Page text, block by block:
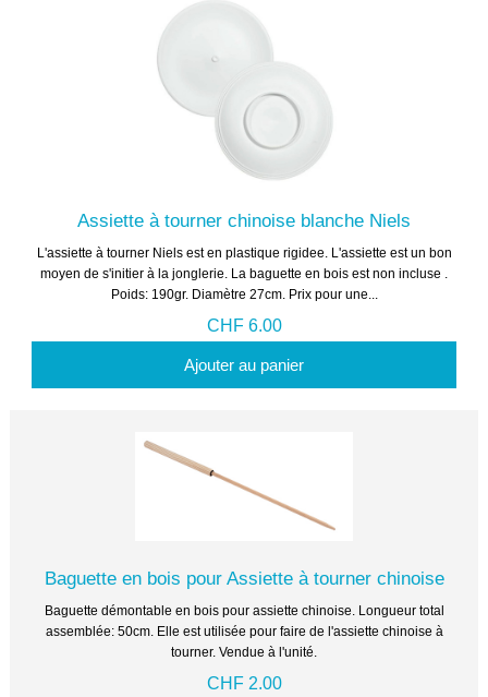
Assiette à tourner chinoise blanche Niels
L'assiette à tourner Niels est en plastique rigidee. L'assiette est un bon
moyen de s'initier à la jonglerie. La baguette en bois est non incluse .
Poids: 190gr. Diamètre 27cm. Prix pour une...
CHF 6.00
Ajouter au panier
Baguette en bois pour Assiette à tourner chinoise
Baguette démontable en bois pour assiette chinoise. Longueur total
assemblée: 50cm. Elle est utilisée pour faire de l'assiette chinoise à
tourner. Vendue à l'unité.
CHF 2.00